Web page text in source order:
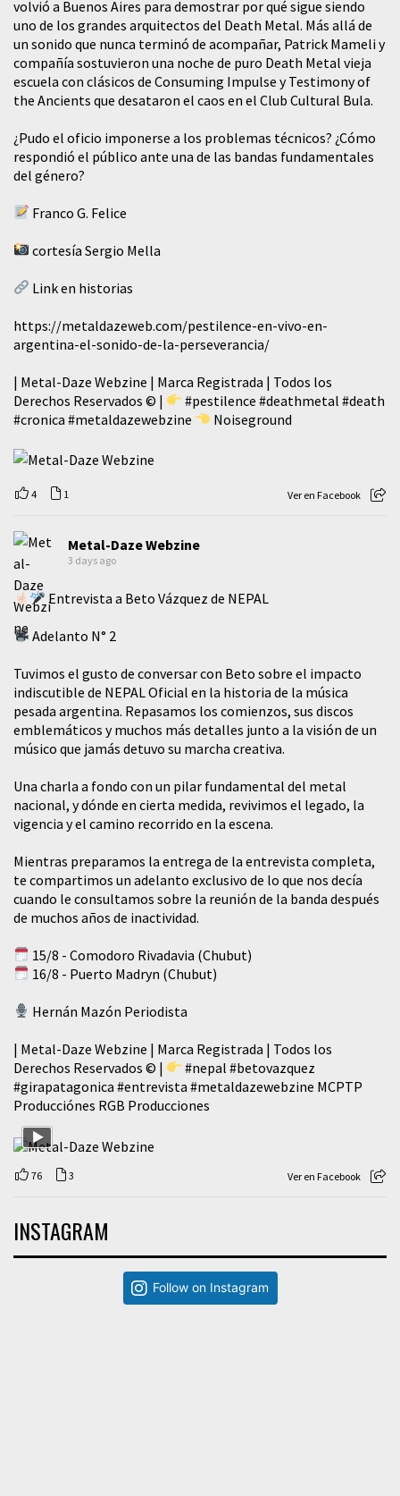
volvió a Buenos Aires para demostrar por qué sigue siendo
uno de los grandes arquitectos del Death Metal. Más allá de
un sonido que nunca terminó de acompañar, Patrick Mameli y
compañía sostuvieron una noche de puro Death Metal vieja
escuela con clásicos de Consuming Impulse y Testimony of
the Ancients que desataron el caos en el Club Cultural Bula.
¿Pudo el oficio imponerse a los problemas técnicos? ¿Cómo
respondió el público ante una de las bandas fundamentales
del género?
Franco G. Felice
cortesía Sergio Mella
Link en historias
https://metaldazeweb.com/pestilence-en-vivo-en-
argentina-el-sonido-de-la-perseverancia/
| Metal-Daze Webzine | Marca Registrada | Todos los
Derechos Reservados © |
#pestilence #deathmetal #death
#cronica #metaldazewebzine Noiseground
4 1 Ver en Facebook
Metal-Daze Webzine
3 days ago
Entrevista a Beto Vázquez de NEPAL
Adelanto N° 2
Tuvimos el gusto de conversar con Beto sobre el impacto
indiscutible de NEPAL Oficial en la historia de la música
pesada argentina. Repasamos los comienzos, sus discos
emblemáticos y muchos más detalles junto a la visión de un
músico que jamás detuvo su marcha creativa.
​Una charla a fondo con un pilar fundamental del metal
nacional, y dónde en cierta medida, revivimos el legado, la
vigencia y el camino recorrido en la escena.
Mientras preparamos la entrega de la entrevista completa,
te compartimos un adelanto exclusivo de lo que nos decía
cuando le consultamos sobre la reunión de la banda después
de muchos años de inactividad.
15/8 - Comodoro Rivadavia (Chubut)
16/8 - Puerto Madryn (Chubut)
Hernán Mazón Periodista
| Metal-Daze Webzine | Marca Registrada | Todos los
Derechos Reservados © |
#nepal #betovazquez
#girapatagonica #entrevista #metaldazewebzine MCPTP
Producciónes RGB Producciones
76 3 Ver en Facebook
INSTAGRAM
Follow on Instagram